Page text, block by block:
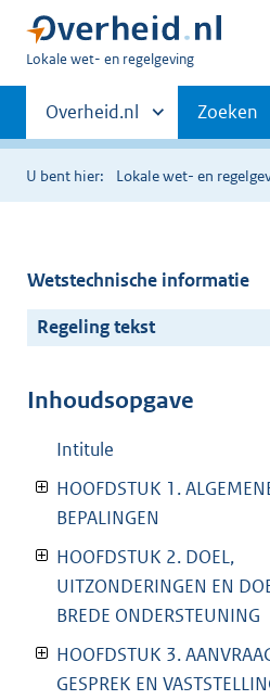
U
hier:
Lokale wet- en regelgeving
Primaire
navigatie
Andere
sites
binnen
Overheid.nl Zoeken
U bent hier: Lokale wet- en
Wetstechnische informatie
Regeling tekst
Inhoudsopgave
Intitule
HOOFDSTUK 1.
BEPALINGEN
HOOFDSTUK 2. DOEL,
UITZONDERINGEN EN
BREDE ONDERSTEUNING
HOOFDSTUK 3.
GESPREK EN